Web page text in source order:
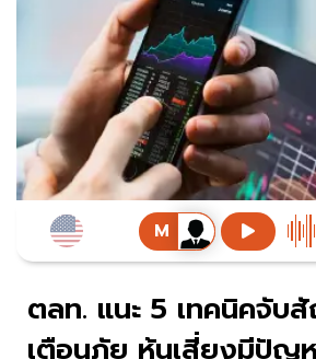
ตลท. แนะ 5 เทคนิคจั
เตือนภัย หุ้นเสี่ยงมีปัญห